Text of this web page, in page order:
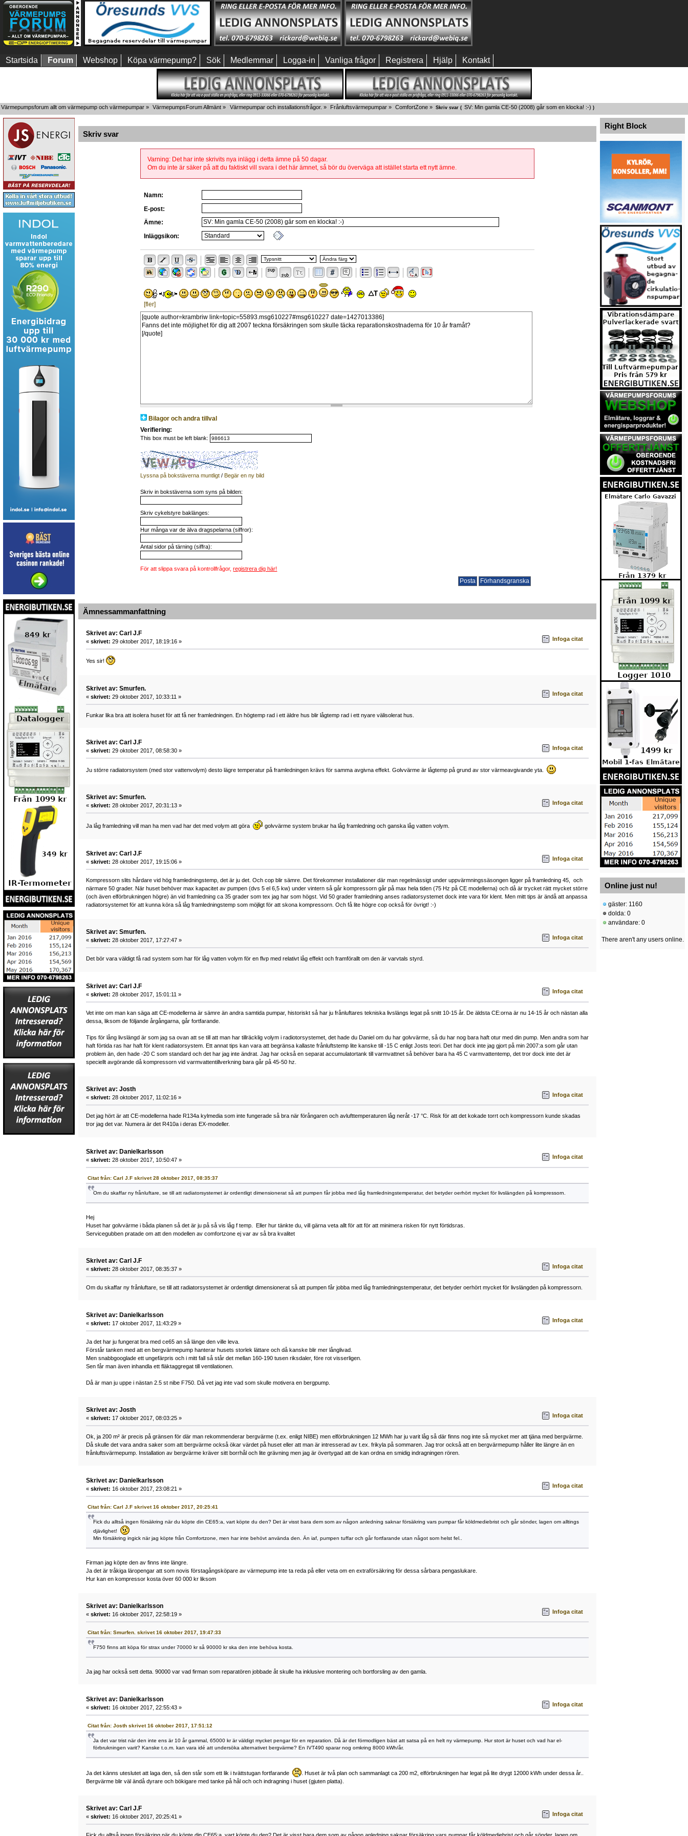
Startsida Forum Webshop Köpa värmepump? Sök Medlemmar Logga-in Vanliga frågor Registrera Hjälp Kontakt
Värmepumpsforum allt om värmepump och värmepumpar » VärmepumpsForum Allmänt » Värmepumpar och installationsfrågor. » Frånluftsvärmepumpar» ComfortZone » Skriv svar ( SV: Min gamla CE-50 (2008) går som en klocka! :-) )
Skriv svar
Varning: Det har inte skrivits nya inlägg i detta ämne på 50 dagar.
Om du inte är säker på att du faktiskt vill svara i det här ämnet, så bör du överväga att istället starta ett nytt ämne.
Namn:
E-post:
Ämne:
Inläggsikon:
[fler]
Bilagor och andra tillval
Verifiering:
This box must be left blank:
Lyssna på bokstäverna muntligt /Begär en ny bild
Skriv in bokstäverna som syns på bilden:
Skriv cykelstyre baklänges:
Hur många var de älva dragspelarna (siffror):
Antal sidor på tärning (siffra):
För att slippa svara på kontrollfrågor,registrera dig här!
Ämnessammanfattning
Skrivet av: Carl J.F
« skrivet: 29 oktober 2017, 18:19:16 » Infoga citat
Yes sir!
Skrivet av: Smurfen.
« skrivet: 29 oktober 2017, 10:33:11 » Infoga citat
Funkar lika bra att isolera huset för att få ner framledningen. En högtemp rad i ett äldre hus blir lågtemp rad i ett nyare välisolerat hus.
Skrivet av: Carl J.F
« skrivet: 29 oktober 2017, 08:58:30 » Infoga citat
Ju större radiatorsystem (med stor vattenvolym) desto lägre temperatur på framledningen krävs för samma avgivna effekt. Golvvärme är lågtemp på grund av stor värmeavgivande yta.
Skrivet av: Smurfen.
« skrivet: 28 oktober 2017, 20:31:13 » Infoga citat
Ja låg framledning vill man ha men vad har det med volym att göra golvvärme system brukar ha låg framledning och ganska låg vatten volym.
Skrivet av: Carl J.F
« skrivet: 28 oktober 2017, 19:15:06 » Infoga citat
Kompressorn slits hårdare vid hög framledningstemp, det är ju det. Och cop blir sämre. Det förekommer installationer där man regelmässigt under uppvärmningssäsongen ligger på framledning 45, och
närmare 50 grader. När huset behöver max kapacitet av pumpen (dvs 5 el 6,5 kw) under vintern så går kompressorn går på max hela tiden (75 Hz på CE modellerna) och då är trycket rätt mycket större
(och även elförbrukningen högre) än vid framledning ca 35 grader som tex jag har som högst. Vid 50 grader framledning anses radiatorsystemet dock inte vara för klent. Men mitt tips är ändå att anpassa
radiatorsystemet för att kunna köra så låg framledningstemp som möjligt för att skona kompressorn. Och få lite högre cop också för övrigt! :-)
Skrivet av: Smurfen.
« skrivet: 28 oktober 2017, 17:27:47 » Infoga citat
Det bör vara väldigt få rad system som har för låg vatten volym för en flvp med relativt låg effekt och framförallt om den är varvtals styrd.
Skrivet av: Carl J.F
« skrivet: 28 oktober 2017, 15:01:11 » Infoga citat
Vet inte om man kan säga att CE-modellerna är sämre än andra samtida pumpar, historiskt så har ju frånluftares tekniska livslängs legat på snitt 10-15 år. De äldsta CE:orna är nu 14-15 år och nästan alla
dessa, liksom de följande årgångarna, går fortfarande.
Tips för lång livslängd är som jag sa ovan att se till att man har tillräcklig volym i radiotorsystemet, det hade du Daniel om du har golvvärme, så du har nog bara haft otur med din pump. Men andra som har
haft förtida ras har haft för klent radiatorsystem. Ett annat tips kan vara att begränsa kallaste frånluftstemp lite kanske till -15 C enligt Josts teori. Det har dock inte jag gjort på min 2007:a som går utan
problem än, den hade -20 C som standard och det har jag inte ändrat. Jag har också en separat accumulatortank till varmvattnet så behöver bara ha 45 C varmvattentemp, det tror dock inte det är
speciellt avgörande då kompressorn vid varmvattentillverkning bara går på 45-50 hz.
Skrivet av: Josth
« skrivet: 28 oktober 2017, 11:02:16 » Infoga citat
Det jag hört är att CE-modellerna hade R134a kylmedia som inte fungerade så bra när förångaren och avlufttemperaturen låg neråt -17 °C. Risk för att det kokade torrt och kompressorn kunde skadas
tror jag det var. Numera är det R410a i deras EX-modeller.
Skrivet av: Danielkarlsson
« skrivet: 28 oktober 2017, 10:50:47 » Infoga citat
Citat från: Carl J.F skrivet 28 oktober 2017, 08:35:37
Om du skaffar ny frånluftare, se till att radiatorsystemet är ordentligt dimensionerat så att pumpen får jobba med låg framledningstemperatur, det betyder oerhört mycket för livslängden på kompressorn.
Hej
Huset har golvvärme i båda planen så det är ju på så vis låg f temp. Eller hur tänkte du, vill gärna veta allt för att för att minimera risken för nytt förtidsras.
Servicegubben pratade om att den modellen av comfortzone ej var av så bra kvalitet
Skrivet av: Carl J.F
« skrivet: 28 oktober 2017, 08:35:37 » Infoga citat
Om du skaffar ny frånluftare, se till att radiatorsystemet är ordentligt dimensionerat så att pumpen får jobba med låg framledningstemperatur, det betyder oerhört mycket för livslängden på kompressorn.
Skrivet av: Danielkarlsson
« skrivet: 17 oktober 2017, 11:43:29 » Infoga citat
Ja det har ju fungerat bra med ce65 an så länge den ville leva.
Förstår tanken med att en bergvärmepump hanterar husets storlek lättare och då kanske blir mer långlivad.
Men snabbgooglade ett ungefärpris och i mitt fall så står det mellan 160-190 tusen riksdaler, före rot visserligen.
Sen får man även inhandla ett fläktaggregat till ventilationen.
Då är man ju uppe i nästan 2.5 st nibe F750. Då vet jag inte vad som skulle motivera en bergpump.
Skrivet av: Josth
« skrivet: 17 oktober 2017, 08:03:25 » Infoga citat
Ok, ja 200 m² är precis på gränsen för där man rekommenderar bergvärme (t.ex. enligt NIBE) men elförbrukningen 12 MWh har ju varit låg så där finns nog inte så mycket mer att tjäna med bergvärme.
Då skulle det vara andra saker som att bergvärme också ökar värdet på huset eller att man är intresserad av t.ex. frikyla på sommaren. Jag tror också att en bergvärmepump håller lite längre än en
frånluftsvärmepump. Installation av bergvärme kräver sitt borrhål och lite grävning men jag är övertygad att de kan ordna en smidig indragningen rören.
Skrivet av: Danielkarlsson
« skrivet: 16 oktober 2017, 23:08:21 » Infoga citat
Citat från: Carl J.F skrivet 16 oktober 2017, 20:25:41
Fick du alltså ingen försäkring när du köpte din CE65:a, vart köpte du den? Det är visst bara dem som av någon anledning saknar försäkring vars pumpar får köldmediebrist och går sönder, lagen om alltings
djävlighet!
Min försäkring ingick när jag köpte från Comfortzone, men har inte behövt använda den. Än iaf, pumpen tuffar och går fortfarande utan något som helst fel..
Firman jag köpte den av finns inte längre.
Ja det är tråkiga läropengar att som novis förstagångsköpare av värmepump inte ta reda på eller veta om en extraförsäkring för dessa sårbara pengaslukare.
Hur kan en kompressor kosta över 60 000 kr liksom
Skrivet av: Danielkarlsson
« skrivet: 16 oktober 2017, 22:58:19 » Infoga citat
Citat från: Smurfen. skrivet 16 oktober 2017, 19:47:33
F750 finns att köpa för strax under 70000 kr så 90000 kr ska den inte behöva kosta.
Ja jag har också sett detta. 90000 var vad firman som reparatören jobbade åt skulle ha inklusive montering och bortforsling av den gamla.
Skrivet av: Danielkarlsson
« skrivet: 16 oktober 2017, 22:55:43 » Infoga citat
Citat från: Josth skrivet 16 oktober 2017, 17:51:12
Ja det var trist när den inte ens är 10 år gammal, 65000 kr är väldigt mycket pengar för en reparation. Då är det förmodligen bäst att satsa på en helt ny värmepump. Hur stort är huset och vad har el-
förbrukningen varit? Kanske t.o.m. kan vara idé att undersöka alternativet bergvärme? En IVT490 sparar nog omkring 8000 kWh/år.
Ja det känns uteslutet att laga den, så den står som ett lik i tvättstugan fortfarande
. Huset är två plan och sammanlagt ca 200 m2, elförbrukningen har legat på lite drygt 12000 kWh under dessa år..
Bergvärme blir väl ändå dyrare och bökigare med tanke på hål och och indragning i huset (gjuten platta).
Skrivet av: Carl J.F
« skrivet: 16 oktober 2017, 20:25:41 » Infoga citat
Right Block
Online just nu!
gäster: 1160
dolda: 0
användare: 0
There aren't any users online.